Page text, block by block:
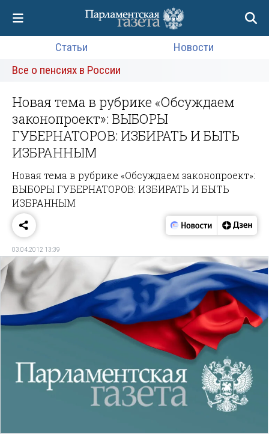
Статьи
Новости
Все о пенсиях в России
Новая тема в рубрике «Обсуждаем
законопроект»: ВЫБОРЫ
ГУБЕРНАТОРОВ: ИЗБИРАТЬ И БЫТЬ
ИЗБРАННЫМ
Новая тема в рубрике «Обсуждаем законопроект»:
ВЫБОРЫ ГУБЕРНАТОРОВ: ИЗБИРАТЬ И БЫТЬ
ИЗБРАННЫМ
03.04.2012 13:39